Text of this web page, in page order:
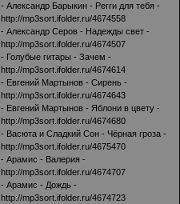
- Александр Барыкин - Регги для тебя -
http://mp3sort.ifolder.ru/4674558
- Александр Серов - Надежды свет -
http://mp3sort.ifolder.ru/4674507
- Голубые гитары - Зачем -
http://mp3sort.ifolder.ru/4674614
- Евгений Мартынов - Сирень -
http://mp3sort.ifolder.ru/4674643
- Евгений Мартынов - Яблони в цвету -
http://mp3sort.ifolder.ru/4674680
- Васюта и Сладкий Сон - Чёрная гроза -
http://mp3sort.ifolder.ru/4675470
- Арамис - Валерия -
http://mp3sort.ifolder.ru/4674707
- Арамис - Дождь -
http://mp3sort.ifolder.ru/4674723